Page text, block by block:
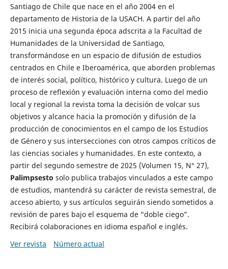
Santiago de Chile que nace en el año 2004 en el
departamento de Historia de la USACH. A partir del año
2015 inicia una segunda época adscrita a la Facultad de
Humanidades de la Universidad de Santiago,
transformándose en un espacio de difusión de estudios
centrados en Chile e Iberoamérica, que aborden problemas
de interés social, político, histórico y cultura. Luego de un
proceso de reflexión y evaluación interna como del medio
local y regional la revista toma la decisión de volcar sus
objetivos y alcance hacia la promoción y difusión de la
producción de conocimientos en el campo de los Estudios
de Género y sus intersecciones con otros campos críticos de
las ciencias sociales y humanidades. En este contexto, a
partir del segundo semestre de 2025 (Volumen 15, N° 27),
Palimpsesto solo publica trabajos vinculados a este campo
de estudios, mantendrá su carácter de revista semestral, de
acceso abierto, y sus artículos seguirán siendo sometidos a
revisión de pares bajo el esquema de “doble ciego”.
Recibirá colaboraciones en idioma español e inglés.
Ver revista
Número actual